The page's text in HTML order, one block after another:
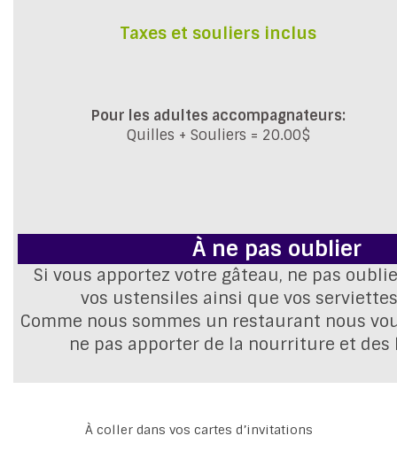
Taxes et souliers inclus
Pour les adultes accompagnateurs:
Quilles + Souliers = 20.00$
À ne pas oublier
Si vous apportez votre gâteau, ne pas
vos ustensiles ainsi que vos
Comme nous sommes un restaurant nous
ne pas apporter de la nourriture et des
À coller dans vos cartes d’invitations